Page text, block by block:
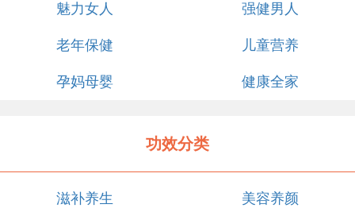
魅力女人 强健男人
老年保健 儿童营养
孕妈母婴 健康全家
功效分类
滋补养生 美容养颜